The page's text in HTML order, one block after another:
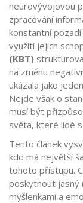
neurovývojovou
zpracování
konstantní
využití jejich
(KBT)
na změnu
ukázala jako
Nejde však o
musí být
světa, které lidé
Tento článek
kdo má největší
tohoto přístupu.
poskytnout jasný
myšlenkami a